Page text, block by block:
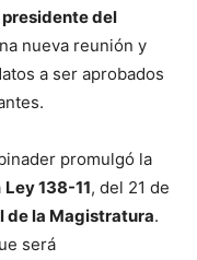
presidente del
nueva reunión y
a ser aprobados
promulgó la
Ley 138-11, del 21 de
de la Magistratura.
será